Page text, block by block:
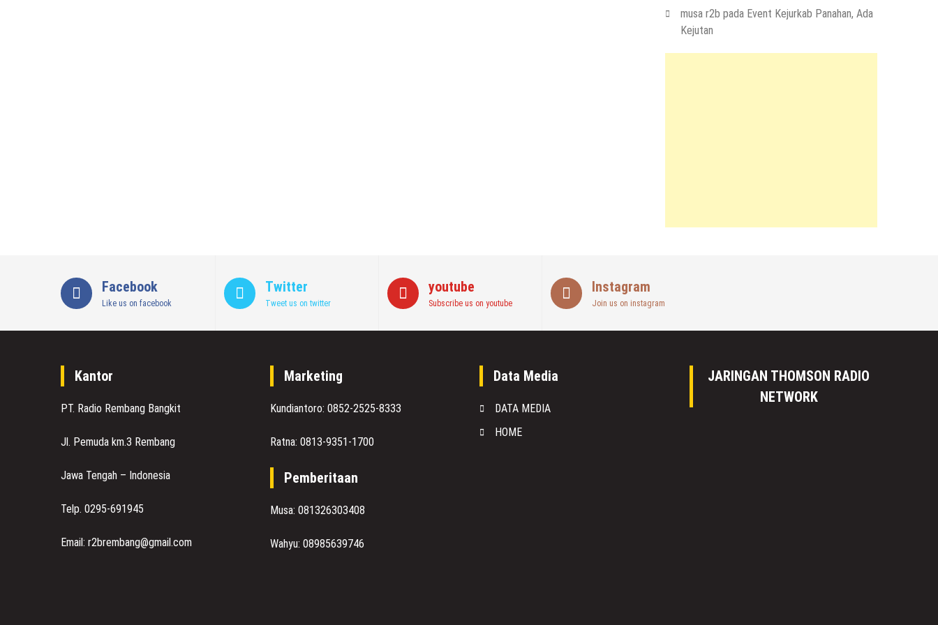
musa r2b pada Event Kejurkab Panahan, Ada
Kejutan
Facebook
Like us on facebook
Twitter
Tweet us on twitter
youtube
Subscribe us on youtube
Instagram
Join us on instagram
Kantor
PT. Radio Rembang Bangkit
Jl. Pemuda km.3 Rembang
Jawa Tengah – Indonesia
Telp. 0295-691945
Email: r2brembang@gmail.com
Marketing
Kundiantoro: 0852-2525-8333
Ratna: 0813-9351-1700
Pemberitaan
Musa: 081326303408
Wahyu: 08985639746
Data Media
DATA MEDIA
HOME
JARINGAN THOMSON RADIO
NETWORK